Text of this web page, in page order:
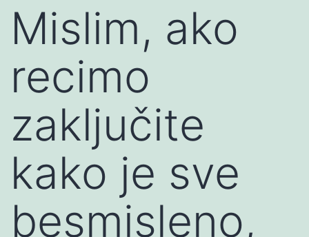
Mislim, ako
recimo
zaključite
kako je sve
besmisleno,